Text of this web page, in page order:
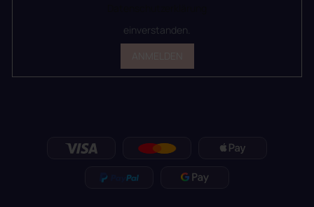
einverstanden.